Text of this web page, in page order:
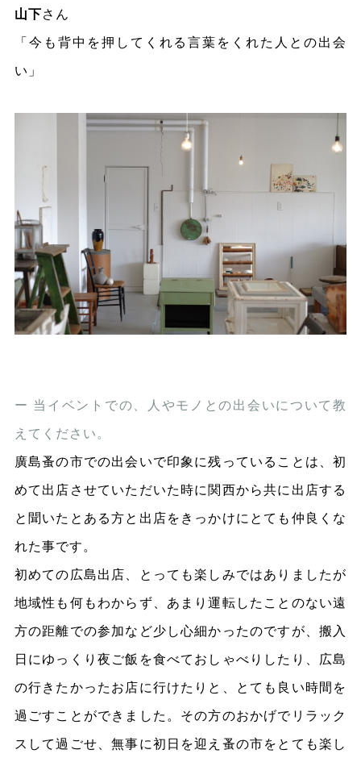
山下さん
「今も背中を押してくれる言葉をくれた人との出会
い」
ー 当イベントでの、人やモノとの出会いについて教
えてください。
廣島蚤の市での出会いで印象に残っていることは、初
めて出店させていただいた時に関西から共に出店する
と聞いたとある方と出店をきっかけにとても仲良くな
れた事です。
初めての広島出店、とっても楽しみではありましたが
地域性も何もわからず、あまり運転したことのない遠
方の距離での参加など少し心細かったのですが、搬入
日にゆっくり夜ご飯を食べておしゃべりしたり、広島
の行きたかったお店に行けたりと、とても良い時間を
過ごすことができました。その方のおかげでリラック
スして過ごせ、無事に初日を迎え蚤の市をとても楽し